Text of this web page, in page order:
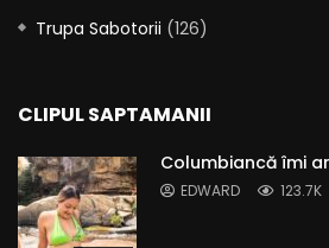
Trupa Sabotorii (126)
CLIPUL SAPTAMANII
Columbiancă îmi
EDWARD 123.7K